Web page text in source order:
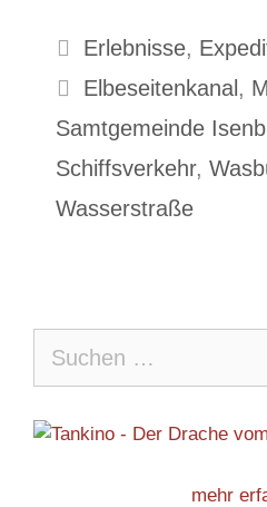
Kategorien
Erlebnisse,
Schlagwörter
Elbeseitenkanal ,
Samtgemeinde
Schiffsverkehr,
Wasserstraße
nach:
mehr